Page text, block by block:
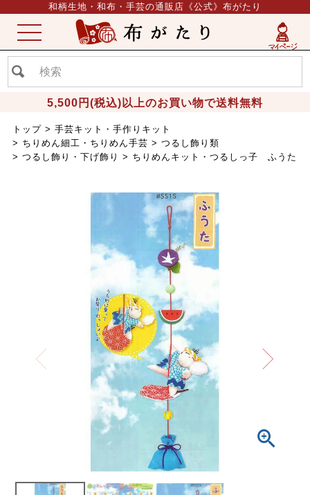
和柄生地・和布・手芸の通販店《公式》布がたり
5,500円(税込)以上のお買い物で送料無料
ME
NU
トップ
手芸キット・手作りキット
ちりめん細工・ちりめん手芸
つるし飾り類
つるし飾り・下げ飾り
ちりめんキット・つるしっ子 ふうた